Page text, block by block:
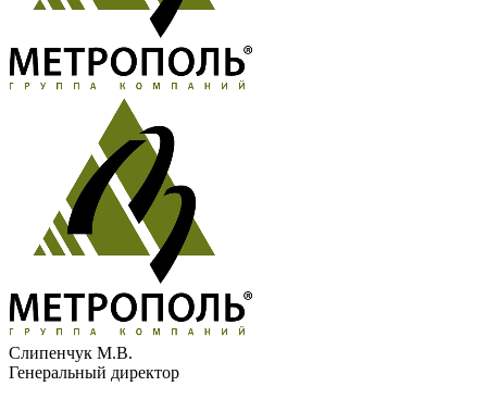
Слипенчук М.В.
Генеральный директор